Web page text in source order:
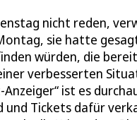
nicht reden,
sie hatte
würden, die
verbesserten
ist es
Tickets dafür